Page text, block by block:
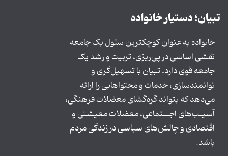
تبیان؛ دستیار خانواده
خانواده به عنوان کوچکترین سلول یک جامعه
نقشی اساسی در پی‌ریزی، تربیت و رشد یک
جامعه قوی دارد. تبیان با تسهیل‌گری و
توانمندسازی، خدمات و محتواهایی را ارائه
می‌دهد که بتواند گره‌گشای معضلات فرهنگی،
آسیـب‌های اجــتماعی، معضلات معیشتی و
اقتصادی و چالش‌های سیاسی در زندگی مردم
باشد.